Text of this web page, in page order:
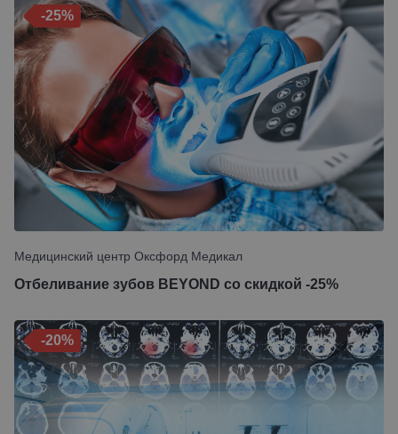
-25%
Медицинский центр Оксфорд Медикал
Отбеливание зубов BEYOND со скидкой -25%
-20%